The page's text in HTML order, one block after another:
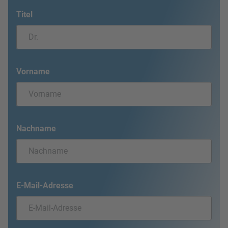
Titel
Vorname
Nachname
E-Mail-Adresse